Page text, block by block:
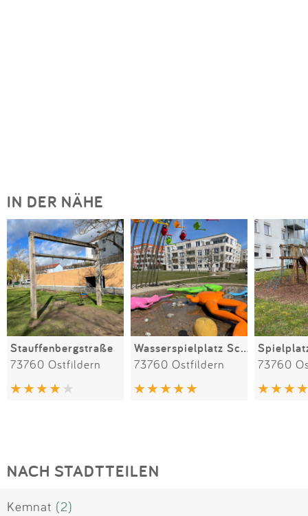
IN DER NÄHE
Stauffenbergstraße
73760 Ostfildern
Wasserspielplatz Scharnhauser Park
73760 Ostfildern 73760
NACH STADTTEILEN
Kemnat (2)